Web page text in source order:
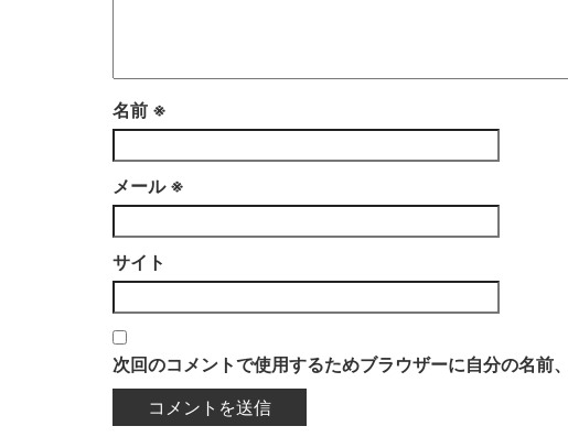
名前 ※
メール ※
サイト
次回のコメントで使用するためブラウザーに自分の名前